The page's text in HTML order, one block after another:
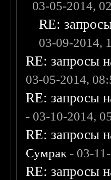
03-05-2014,
RE:
03-09-2014,
RE: запросы
03-05-2014,
RE: запросы
- 03-10-2014,
RE: запросы
Сумрак - 03-
RE: запросы